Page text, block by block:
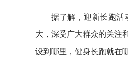
据了解，迎新长跑活
大，深受广大群众的关注
设到哪里，健身长跑就在